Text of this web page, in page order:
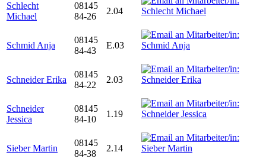
Schlecht
Michael
08145
84-26
2.04
Schmid Anja
08145
84-43
E.03
Schneider Erika
08145
84-22
2.03
Schneider
Jessica
08145
84-10
1.19
Sieber Martin
08145
84-38
2.14